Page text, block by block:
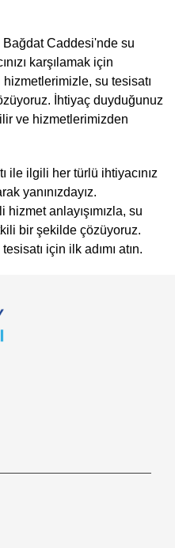
Bağdat Caddesi'nde su
karşılamak için
su tesisatı
İhtiyaç duyduğunuz
ve hizmetlerimizden
ile ilgili her türlü ihtiyacınız
yanınızdayız.
anlayışımızla, su
bir şekilde çözüyoruz.
için ilk adımı atın.